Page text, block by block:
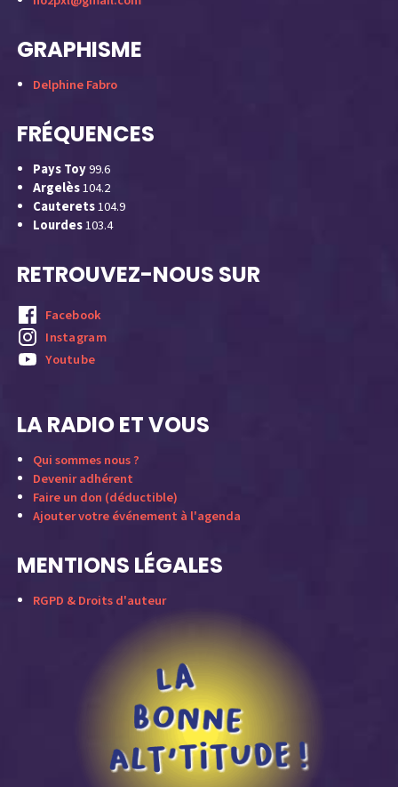
GRAPHISME
Delphine Fabro
FRÉQUENCES
Pays Toy99.6
Argelès104.2
Cauterets104.9
Lourdes103.4
RETROUVEZ-NOUS SUR
Facebook
Instagram
Youtube
LA RADIO ET VOUS
Qui sommes nous ?
Devenir adhérent
Faire un don (déductible)
Ajouter votre événement à l'agenda
MENTIONS LÉGALES
RGPD & Droits d'auteur